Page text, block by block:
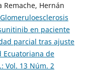
Remache, Hernán
en paciente
parcial tras ajuste
Ecuatoriana de
Vol. 13 Núm. 2